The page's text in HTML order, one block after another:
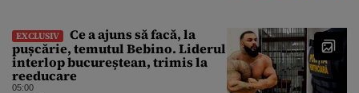
EXCLUSIV
Ce a ajuns să facă, la
pușcărie, temutul Bebino. Liderul
interlop bucureștean, trimis la
reeducare
05:00